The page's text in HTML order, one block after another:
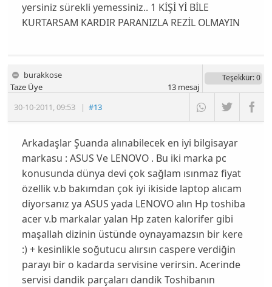
yersiniz sürekli yemessiniz.. 1 KİŞİ Yİ BİLE
KURTARSAM KARDIR PARANIZLA REZİL OLMAYIN
burakkose
30-10-2011,09:53 |#13
Taze Üye
Teşekkür: 0
13mesaj
Arkadaşlar Şuanda alınabilecek en iyi bilgisayar
markasu : ASUS Ve LENOVO . Bu iki marka pc
konusunda dünya devi çok sağlam ısınmaz fiyat
özellik v.b bakımdan çok iyi ikiside laptop alıcam
diyorsanız ya ASUS yada LENOVO alın Hp toshiba
acer v.b markalar yalan Hp zaten kalorifer gibi
maşallah dizinin üstünde oynayamazsın bir kere
:) + kesinlikle soğutucu alırsın caspere verdiğin
parayı bir o kadarda servisine verirsin. Acerinde
servisi dandik parçaları dandik Toshibanın